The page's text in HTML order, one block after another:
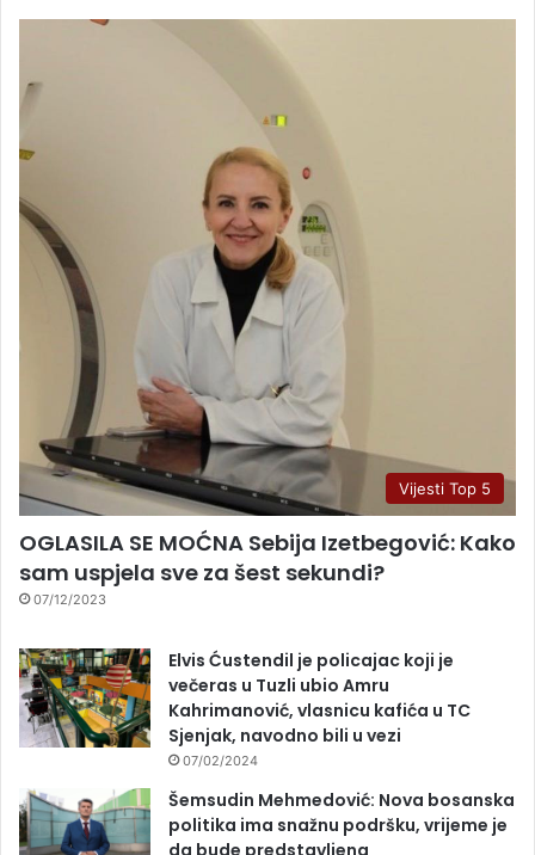
Vijesti Top 5
OGLASILA SE MOĆNA Sebija Izetbegović: Kako
sam uspjela sve za šest sekundi?
07/12/2023
Elvis Ćustendil je policajac koji je
večeras u Tuzli ubio Amru
Kahrimanović, vlasnicu kafića u TC
Sjenjak, navodno bili u vezi
07/02/2024
Šemsudin Mehmedović: Nova bosanska
politika ima snažnu podršku, vrijeme je